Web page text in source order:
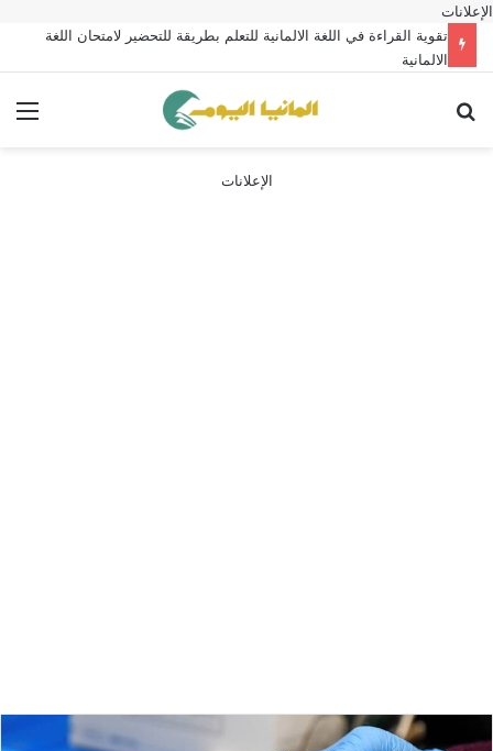
الإعلانات
تقوية القراءة في اللغة الالمانية للتعلم بطريقة للتحضير لامتحان اللغة
الالمانية
الإعلانات